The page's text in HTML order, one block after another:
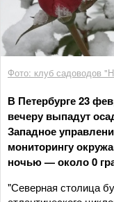
Фото: клуб садоводов
В Петербурге 23
вечеру выпадут
Западное
мониторингу
ночью — около 0
"Северная столица